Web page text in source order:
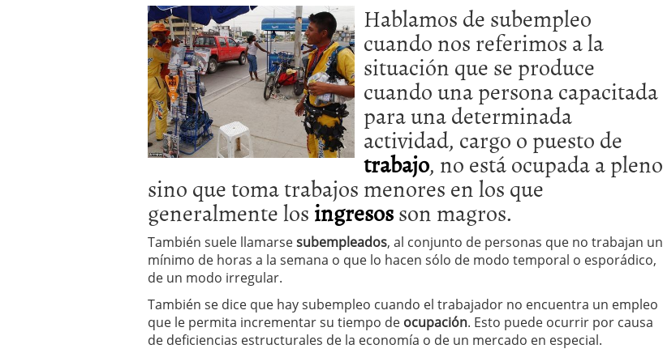
Hablamos de subempleo
cuando nos referimos a la
situación que se produce
cuando una persona capacitada
para una determinada
actividad, cargo o puesto de
trabajo, no está ocupada a pleno
sino que toma trabajos menores en los que
generalmente losingresosson magros.
También suele llamarsesubempleados, al conjunto de personas que no trabajan un
mínimo de horas a la semana o que lo hacen sólo de modo temporal o esporádico,
de un modo irregular.
También se dice que hay subempleo cuando el trabajador no encuentra un empleo
que le permita incrementar su tiempo de ocupación. Esto puede ocurrir por causa
de deficiencias estructurales de la economía o de un mercado en especial.